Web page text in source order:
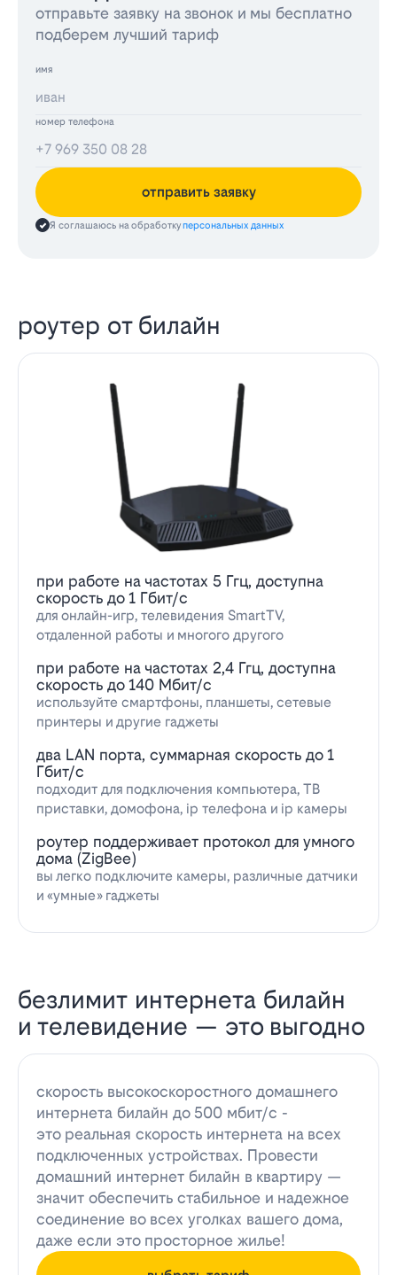
отправьте заявку на звонок и мы бесплатно
подберем лучший тариф
имя
номер телефона
отправить заявку
Я соглашаюсь на обработкуперсональных данных
роутер от билайн
при работе на частотах 5 Ггц, доступна
скорость до 1 Гбит/с
для онлайн-игр, телевидения SmartTV,
отдаленной работы и многого другого
при работе на частотах 2,4 Ггц, доступна
скорость до 140 Мбит/с
используйте смартфоны, планшеты, сетевые
принтеры и другие гаджеты
два LAN порта, суммарная скорость до 1
Гбит/с
подходит для подключения компьютера, ТВ
приставки, домофона, ip телефона и ip камеры
роутер поддерживает протокол для умного
дома (ZigBee)
вы легко подключите камеры, различные датчики
и «умные» гаджеты
безлимит интернета билайн
и телевидение — это выгодно
скорость высокоскоростного домашнего
интернета билайн до 500 мбит/с -
это реальная скорость интернета на всех
подключенных устройствах. Провести
домашний интернет билайн в квартиру —
значит обеспечить стабильное и надежное
соединение во всех уголках вашего дома,
даже если это просторное жилье!